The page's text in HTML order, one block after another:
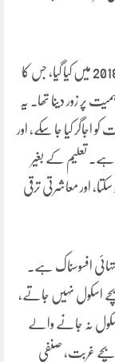
عالمی دن برائے تعلیم کا آغاز اقوام متحدہ کے زیر اہتمام 2018 میں کیا گیا، جس کا
پر زور دینا تھا۔ یہ
کو اجاگر کیا جا سکے، اور
ہے۔ تعلیم کے بغیر
اور معاشرتی ترقی
افسوسناک ہے۔
اسکول نہیں جاتے،
بھر میں اسکول نہ جانے والے
بچے غربت، صنفی